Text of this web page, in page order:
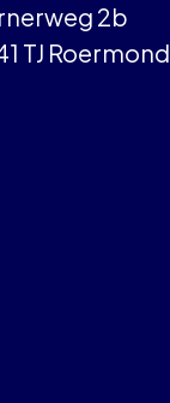
2b
TJ Roermond